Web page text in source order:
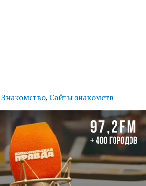
Знакомство, Сайты знакомств